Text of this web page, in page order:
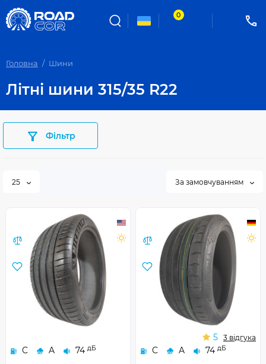
0
Головна Шини
Літні шини 315/35 R22
Фільтр
25 За замовчуванням
C A 74 дБ C A 74 дБ
5 3 відгука